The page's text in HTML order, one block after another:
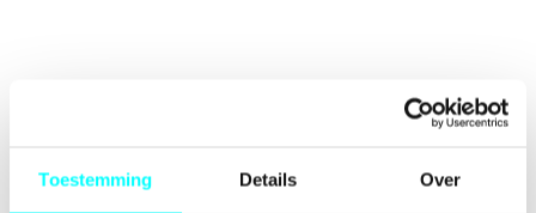
Toestemming Details Over